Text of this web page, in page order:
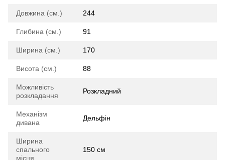
Довжина (см.) 244
Глибина (см.) 91
Ширина (см.) 170
Висота (см.) 88
Можливість
розкладання
Розкладний
Механізм
дивана
Дельфін
Ширина
спального
місця
150 см